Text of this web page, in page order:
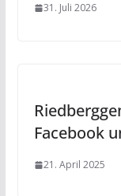
31. Juli 2026
Facebook
21. April 2025